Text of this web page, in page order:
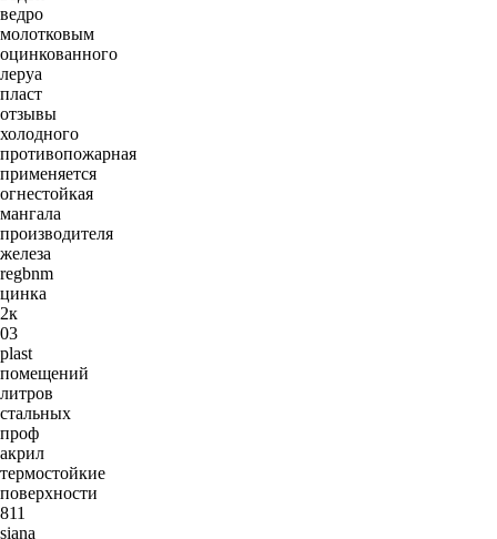
ведро
молотковым
оцинкованного
леруа
пласт
отзывы
холодного
противопожарная
применяется
огнестойкая
мангала
производителя
железа
regbnm
цинка
2к
03
plast
помещений
литров
стальных
проф
акрил
термостойкие
поверхности
811
siana